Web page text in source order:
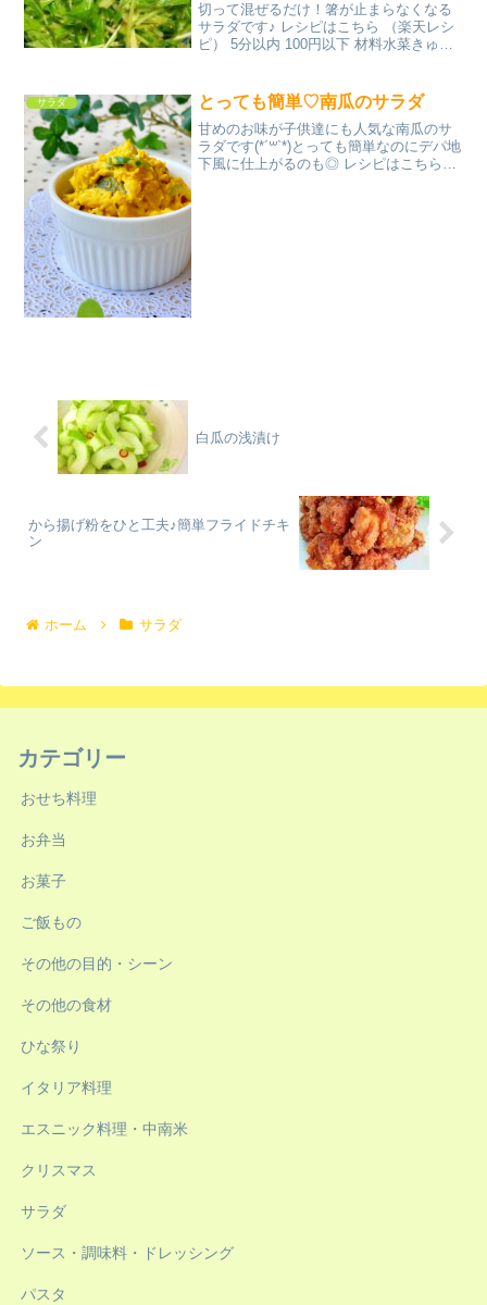
切って混ぜるだけ！箸が止まらなくなる
サラダです♪ レシピはこちら （楽天レシ
ピ） 5分以内 100円以下 材料水菜きゅう
んなのレビュー
サラダ とっても簡単♡南瓜のサラダ
甘めのお味が子供達にも人気な南瓜のサ
ラダです(*´꒳`*)とっても簡単なのにデパ地
下風に仕上がるのも◎ レシピはこちら
白瓜の浅漬け
から揚げ粉をひと工夫♪簡単フライドチキ
ン
ホーム サラダ
カテゴリー
おせち料理
お弁当
お菓子
ご飯もの
その他の目的・シーン
その他の食材
ひな祭り
イタリア料理
エスニック料理・中南米
クリスマス
サラダ
ソース・調味料・ドレッシング
パスタ